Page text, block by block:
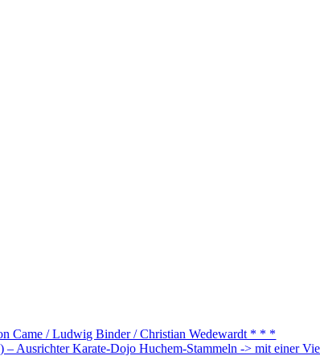
Came / Ludwig Binder / Christian Wedewardt * * *
Ausrichter Karate-Dojo Huchem-Stammeln -> mit einer